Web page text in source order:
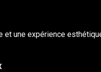
et une expérience